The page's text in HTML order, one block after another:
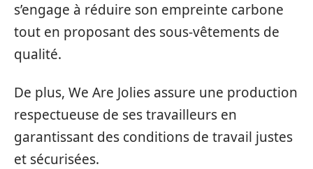
s’engage à réduire son empreinte carbone
tout en proposant des sous-vêtements de
qualité.
De plus, We Are Jolies assure une production
respectueuse de ses travailleurs en
garantissant des conditions de travail justes
et sécurisées.